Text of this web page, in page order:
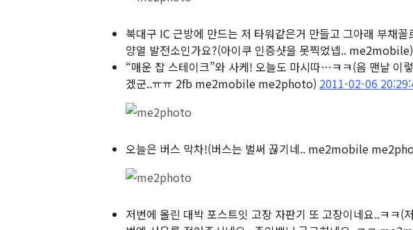
북대구 IC 근방에 만드는 저 타워같은거 만들고 그아래 부채
양열 발전소인가요?(아이쿠 인증샷을 못찍었넵.. me2mobile)
“매운 찹 스테이크”와 사케! 오늘도 마시따…ㅋㅋ(음 맨날 이
겠군..ㅠㅠ 2fb me2mobile me2photo) 2011-02-06
오늘은 버스 막차!(버스는 벌써 끊기네.. me2mobile
저번에 올린 대박 포스트잇 고장 자판기 또 고장이네요..ㅋㅋ(